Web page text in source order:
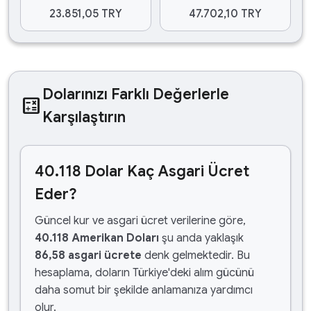
23.851,05 TRY 47.702,10 TRY
calculate Dolarınızı Farklı Değerlerle
Karşılaştırın
40.118 Dolar Kaç Asgari Ücret
Eder?
Güncel kur ve asgari ücret verilerine göre,
40.118 Amerikan Doları şu anda yaklaşık
86,58 asgari ücrete denk gelmektedir. Bu
hesaplama, doların Türkiye'deki alım gücünü
daha somut bir şekilde anlamanıza yardımcı
olur.